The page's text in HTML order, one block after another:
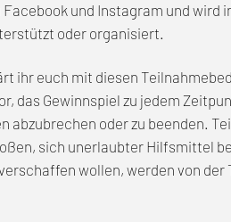
und Instagram und wird
oder organisiert.
ihr euch mit diesen
das Gewinnspiel zu jedem
abzubrechen oder zu beenden.
sich unerlaubter Hilfsmittel
wollen, werden von der